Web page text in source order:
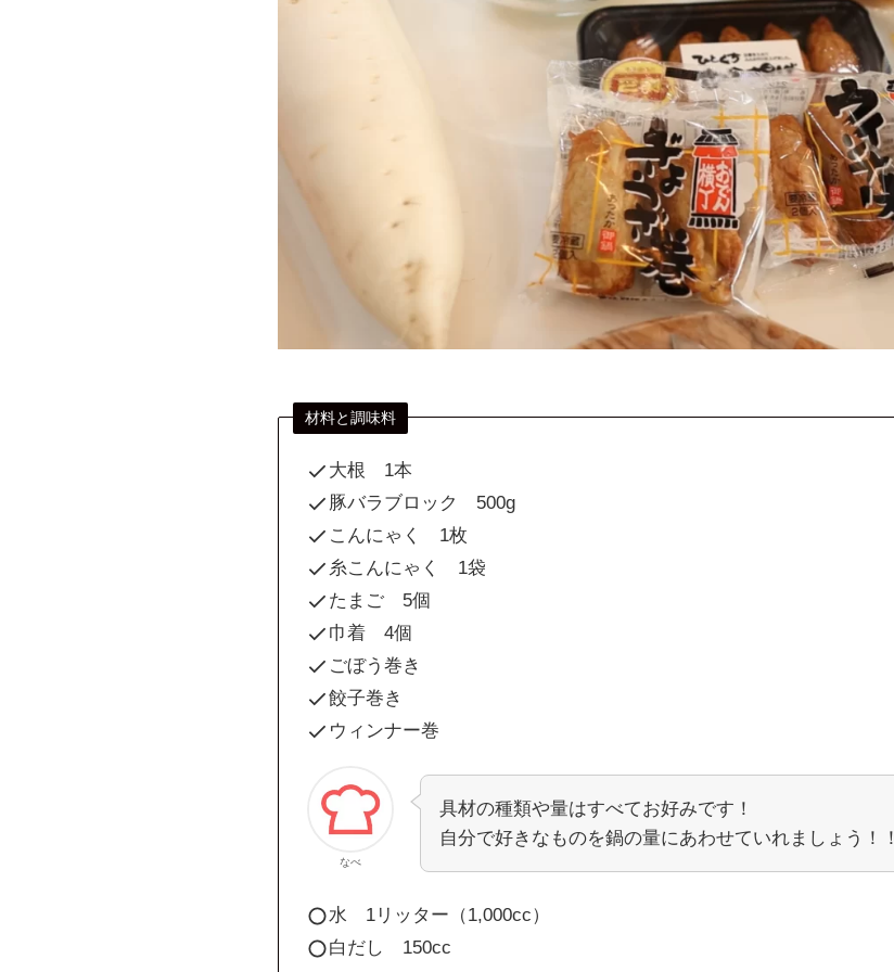
材料と調味料
大根 1本
豚バラブロック 500g
こんにゃく 1枚
糸こんにゃく 1袋
たまご 5個
巾着 4個
ごぼう巻き
餃子巻き
ウィンナー巻
なべ
具材の種類や量はすべてお好みです！
自分で好きなものを鍋の量にあわせていれましょう！！
水 1リッター（1,000cc）
白だし 150cc